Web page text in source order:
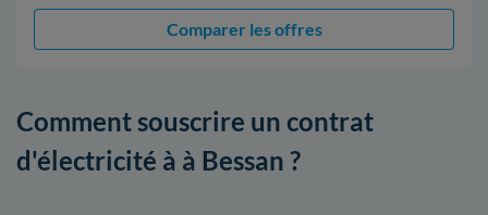
Comparer les offres
Comment souscrire un contrat
d'électricité à à Bessan ?